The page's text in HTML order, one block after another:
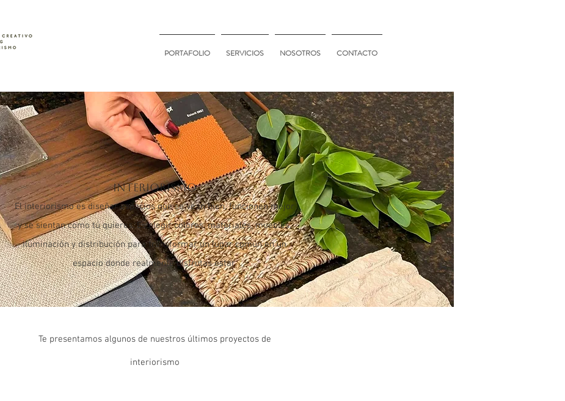
PORTAFOLIO SERVICIOS NOSOTROS CONTACTO
INTERIORISMO
El interiorismo es diseñar espacios que se vean bien, funcionen mejor
y se sientan como tú quieres. Es elegir colores, materiales, muebles,
iluminación y distribución para transformar un lugar común en un
espacio donde realmente disfrutas estar.
Te presentamos algunos de nuestros últimos proyectos de
interiorismo